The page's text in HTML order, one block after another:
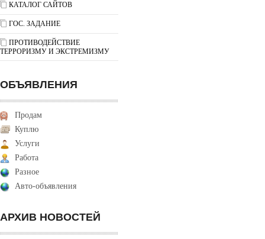
КАТАЛОГ САЙТОВ
ГОС. ЗАДАНИЕ
ПРОТИВОДЕЙСТВИЕ
ТЕРРОРИЗМУ И ЭКСТРЕМИЗМУ
ОБЪЯВЛЕНИЯ
Продам
Куплю
Услуги
Работа
Разное
Авто-объявления
АРХИВ НОВОСТЕЙ